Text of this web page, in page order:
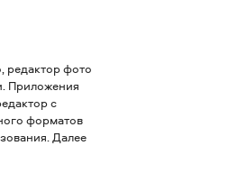
редактор фото
Приложения
с
форматов
Далее